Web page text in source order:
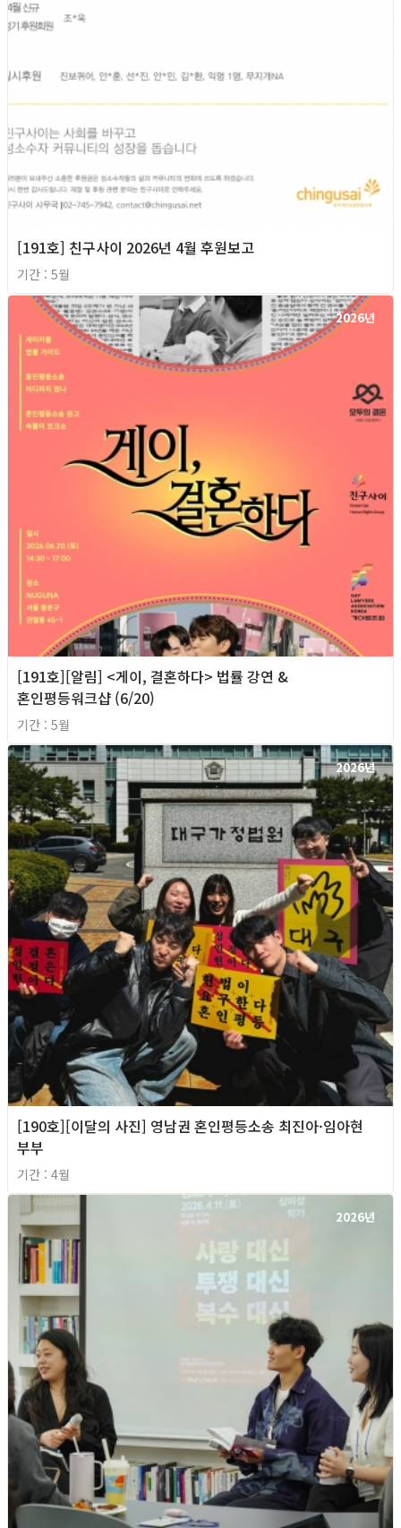
[191호] 친구사이 2026년 4월 후원보고
기간 : 5월
2026년
[191호][알림] <게이, 결혼하다> 법률 강연 &
혼인평등워크샵 (6/20)
기간 : 5월
2026년
[190호][이달의 사진] 영남권 혼인평등소송 최진아·임아현
부부
기간 : 4월
2026년